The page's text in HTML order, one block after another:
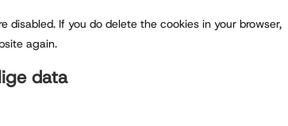
disabled. If you do delete the cookies in your browser,
again.
data